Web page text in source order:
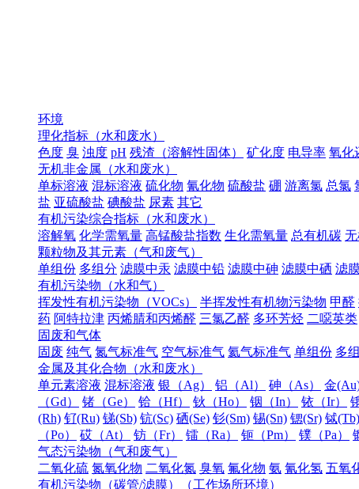
环境
理化指标（水和废水）
色度 臭 浊度 pH 残渣（溶解性固体） 矿化度 电导率 氧化
无机非金属（水和废水）
单标溶液 混标溶液 硫化物 氰化物 硫酸盐 硼 游离氯 总氯
盐 亚硫酸盐 碘酸盐 尿素 其它
有机污染综合指标（水和废水）
溶解氧 化学需氧量 高锰酸盐指数 生化需氧量 总有机碳
颗粒物及其元素（气和废气）
单组份 多组分 滤膜中汞 滤膜中铅 滤膜中砷 滤膜中硒 滤
有机污染物（水和气）
挥发性有机污染物（VOCs）
半挥发性有机物污染物 甲醛
药 阿特拉津 丙烯腈和丙烯醛 三氯乙醛 多环芳烃 二噁英类
固废和气体
固废 纯气 氮气标准气 空气标准气 氦气标准气 单组份 多
金属及其化合物（水和废水）
单元素溶液 混标溶液 银（Ag） 铝（Al） 砷（As） 金
（Gd）
锗（Ge） 铪（Hf） 钬（Ho） 铟（In） 铱（Ir）
(Rh) 钌(Ru) 锑(Sb) 钪(Sc) 硒(Se) 钐(Sm) 锡(Sn) 锶(Sr) 铽(Tb)
（Po）
砹（At） 钫（Fr） 镭（Ra） 钷（Pm） 镤（Pa）
气态污染物（气和废气）
二氧化硫 氮氧化物 二氧化氮 臭氧 氟化物 氨 氰化氢 五氧
有机污染物（碳管/滤膜）（工作场所环境）